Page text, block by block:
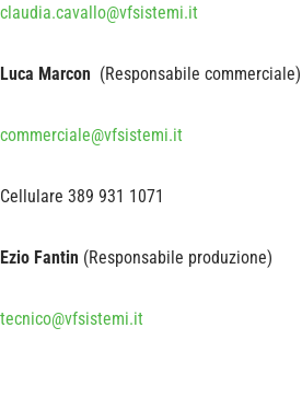
claudia.cavallo@vfsistemi.it
Luca Marcon (Responsabile commerciale)
commerciale@vfsistemi.it
Cellulare 389 931 1071
Ezio Fantin (Responsabile produzione)
tecnico@vfsistemi.it